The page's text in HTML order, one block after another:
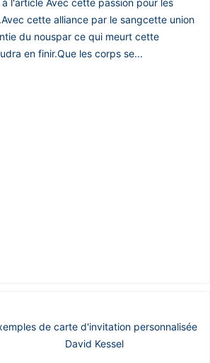
l'article Avec cette passion pour les
cette alliance par le sangcette union
du nouspar ce qui meurt cette
en finir.Que les corps se...
d'invitation personnalisée
Kessel